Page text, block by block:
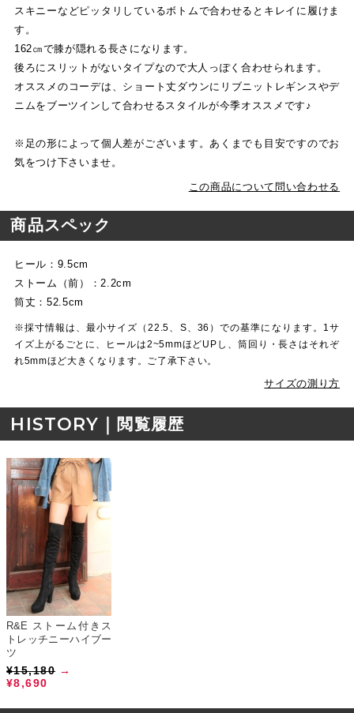
スキニーなどピッタリしているボトムで合わせるとキレイに履けま
す。
162㎝で膝が隠れる長さになります。
後ろにスリットがないタイプなので大人っぽく合わせられます。
オススメのコーデは、ショート丈ダウンにリブニットレギンスやデ
ニムをブーツインして合わせるスタイルが今季オススメです♪
※足の形によって個人差がございます。あくまでも目安ですのでお
気をつけ下さいませ。
この商品について問い合わせる
商品スペック
ヒール：9.5cm
ストーム（前）：2.2cm
筒丈：52.5cm
※採寸情報は、最小サイズ（22.5、S、36）での基準になります。1サ
イズ上がるごとに、ヒールは2~5mmほどUPし、筒回り・長さはそれぞ
れ5mmほど大きくなります。ご了承下さい。
サイズの測り方
HISTORY｜ 閲覧履歴
R&E ストーム付きス
トレッチニーハイブー
ツ
¥15,180 →
¥8,690